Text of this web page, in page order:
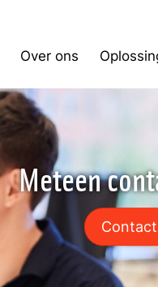
Over ons
Meteen